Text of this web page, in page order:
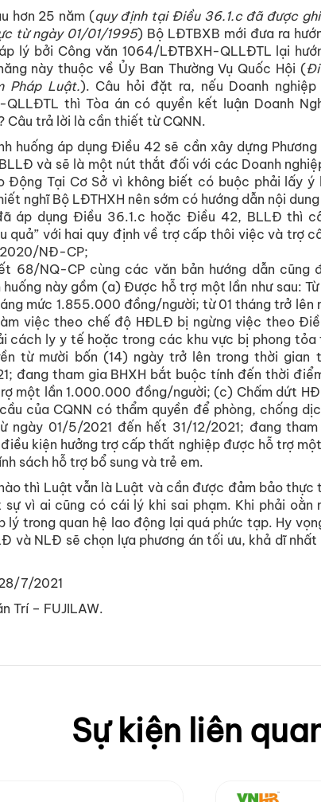
hơn 25 năm (quy định tại Điều 36.1.c đã được
từ ngày 01/01/1995) Bộ LĐTBXB mới đưa ra
lý bởi Công văn 1064/LĐTBXH-QLLĐTL lại
này thuộc về Ủy Ban Thường Vụ Quốc Hội (
Pháp Luật.). Câu hỏi đặt ra, nếu Doanh
QLLĐTL thì Tòa án có quyền kết luận Doanh
Câu trả lời là cần thiết từ CQNN.
huống áp dụng Điều 42 sẽ cần xây dựng
và sẽ là một nút thắt đối với các Doanh
Động Tại Cơ Sở vì không biết có buộc phải lấy
nghĩ Bộ LĐTHXH nên sớm có hướng dẫn nội
áp dụng Điều 36.1.c hoặc Điều 42, BLLĐ thì
quả” với hai quy định về trợ cấp thôi việc và trợ
NĐ-CP;
68/NQ-CP cùng các văn bản hướng dẫn cũng
này gồm (a) Được hỗ trợ một lần như sau:
mức 1.855.000 đồng/người; từ 01 tháng trở
việc theo chế độ HĐLĐ bị ngừng việc theo
cách ly y tế hoặc trong các khu vực bị phong tỏa
từ mười bốn (14) ngày trở lên trong thời gian
đang tham gia BHXH bắt buộc tính đến thời
một lần 1.000.000 đồng/người; (c) Chấm dứt
của CQNN có thẩm quyền để phòng, chống
ngày 01/5/2021 đến hết 31/12/2021; đang
điều kiện hưởng trợ cấp thất nghiệp được hỗ trợ
sách hỗ trợ bổ sung và trẻ em.
thì Luật vẫn là Luật và cần được đảm bảo thực
sự vì ai cũng có cái lý khi sai phạm. Khi phải oằn
lý trong quan hệ lao động lại quá phức tạp. Hy
và NLĐ sẽ chọn lựa phương án tối ưu, khả dĩ
7/2021
Trí – FUJILAW.
Sự kiện liên